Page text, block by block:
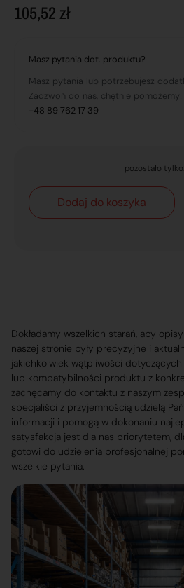
105,52 zł
Masz pytania dot. produktu?
Masz pytania lub potrzebujesz
Zadzwoń do nas, chętnie pomożemy!
+48 89 762 17 39
pozostało
Dodaj do koszyka
Dokładamy wszelkich starań, aby
naszej stronie były precyzyjne i
jakichkolwiek wątpliwości
lub kompatybilności produktu z
zachęcamy do kontaktu z naszym
specjaliści z przyjemnością udzielą
informacji i pomogą w dokonaniu
satysfakcja jest dla nas priorytetem,
gotowi do udzielenia profesjonalnej
wszelkie pytania.